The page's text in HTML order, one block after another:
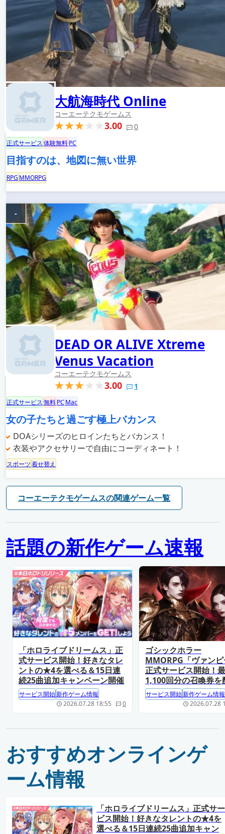
大航海時代 Online
コーエーテクモゲームス
3.00 0
正式サービス体験無料PC
目指すのは、地図に無い世界
RPG MMORPG
DEAD OR ALIVE Xtreme
Venus Vacation
コーエーテクモゲームス
3.00 1
-
正式サービス無料PC Mac
女の子たちと過ごす極上バカンス
DOAシリーズのヒロインたちとバカンス！
衣装やアクセサリーで自由にコーディネート！
スポーツ着せ替え
コーエーテクモゲームスの関連ゲーム一覧
話題の新作ゲーム速報
「ホロライブドリームス」正
式サービス開始！好きなタレ
ントの★4を選べる＆15日連
続25曲追加キャンペーン開催
サービス開始新作ゲーム情報
2026.07.28 18:55
0
ゴシックホラー
MMORPG「ヴァン
正式サービス開始！
1,100回分の召喚券を
サービス開始新作ゲーム情報
2026.07.28
おすすめオンラインゲ
ーム情報
「ホロライブドリームス」正式サー
ビス開始！好きなタレントの★4を
選べる＆15日連続25曲追加キャン